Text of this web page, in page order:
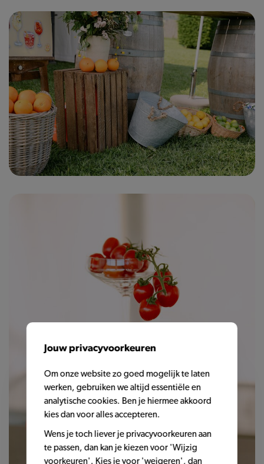
Jouw privacyvoorkeuren
Om onze website zo goed mogelijk te laten
werken, gebruiken we altijd essentiële en
analytische cookies. Ben je hiermee akkoord
kies dan voor alles accepteren.
Wens je toch liever je privacyvoorkeuren aan
te passen, dan kan je kiezen voor 'Wijzig
voorkeuren'. Kies je voor 'weigeren', dan